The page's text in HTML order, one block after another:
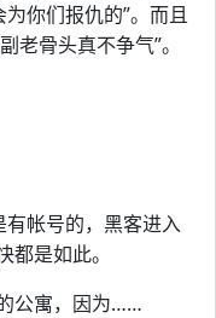
你们报仇的”。而且
老骨头真不争气”。
帐号的，黑客进入
是如此。
公寓，因为……